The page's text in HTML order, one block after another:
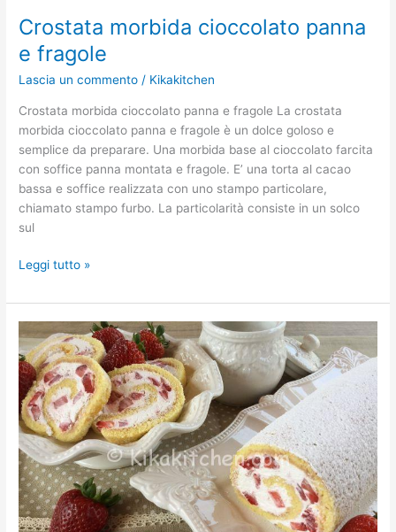
Crostata morbida cioccolato panna
e fragole
Lascia un commento / Kikakitchen
Crostata morbida cioccolato panna e fragole La crostata
morbida cioccolato panna e fragole è un dolce goloso e
semplice da preparare. Una morbida base al cioccolato farcita
con soffice panna montata e fragole. E’ una torta al cacao
bassa e soffice realizzata con uno stampo particolare,
chiamato stampo furbo. La particolarità consiste in un solco
sul
Leggi tutto »
Rotolo
panna
e
fragole
semplice
e
veloce